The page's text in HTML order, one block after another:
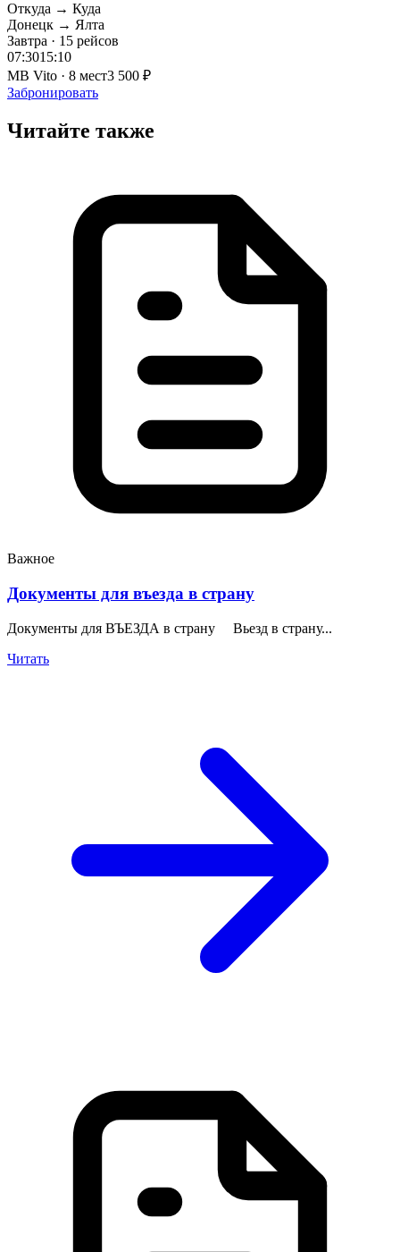
Откуда → Куда
Донецк → Ялта
Завтра · 15 рейсов
07:3015:10
MB Vito · 8 мест3 500 ₽
Забронировать
Читайте также
Важное
Документы для въезда в страну
Документы для ВЪЕЗДА в страну Вьезд в страну...
Читать